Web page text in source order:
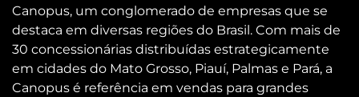
Canopus, um conglomerado de empresas que se
destaca em diversas regiões do Brasil. Com mais de
30 concessionárias distribuídas estrategicamente
em cidades do Mato Grosso, Piauí, Palmas e Pará, a
Canopus é referência em vendas para grandes